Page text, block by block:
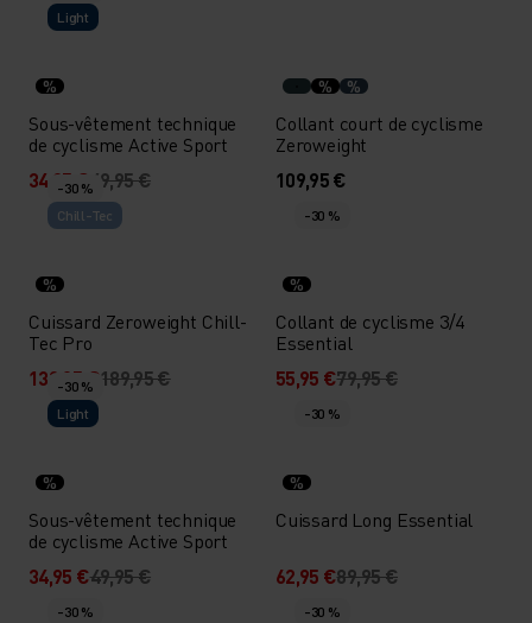
Light
%
Sous-vêtement technique
de cyclisme Active Sport
34,95 €49,95 €
% %
Collant court de cyclisme
Zeroweight
109,95 €
-30 %
Chill-Tec
%
Cuissard Zeroweight Chill-
Tec Pro
132,95 €189,95 €
-30 %
%
Collant de cyclisme 3/4
Essential
55,95 €79,95 €
-30 %
Light
%
Sous-vêtement technique
de cyclisme Active Sport
34,95 €49,95 €
-30 %
%
Cuissard Long Essential
62,95 €89,95 €
-30 % -30 %